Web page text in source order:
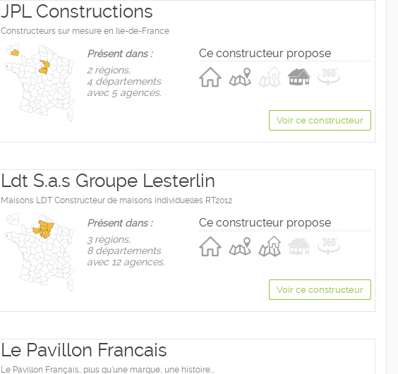
JPL Constructions
Constructeurs sur mesure en Ile-de-France
Présent dans :
2 règions,
4 départements
avec 5 agences.
Ce constructeur propose
Voir ce constructeur
Ldt S.a.s Groupe Lesterlin
Maisons LDT Constructeur de maisons individuelles RT2012
Présent dans :
3 règions,
8 départements
avec 12 agences.
Ce constructeur propose
Voir ce constructeur
Le Pavillon Francais
Le Pavillon Français, plus qu'une marque, une histoire...